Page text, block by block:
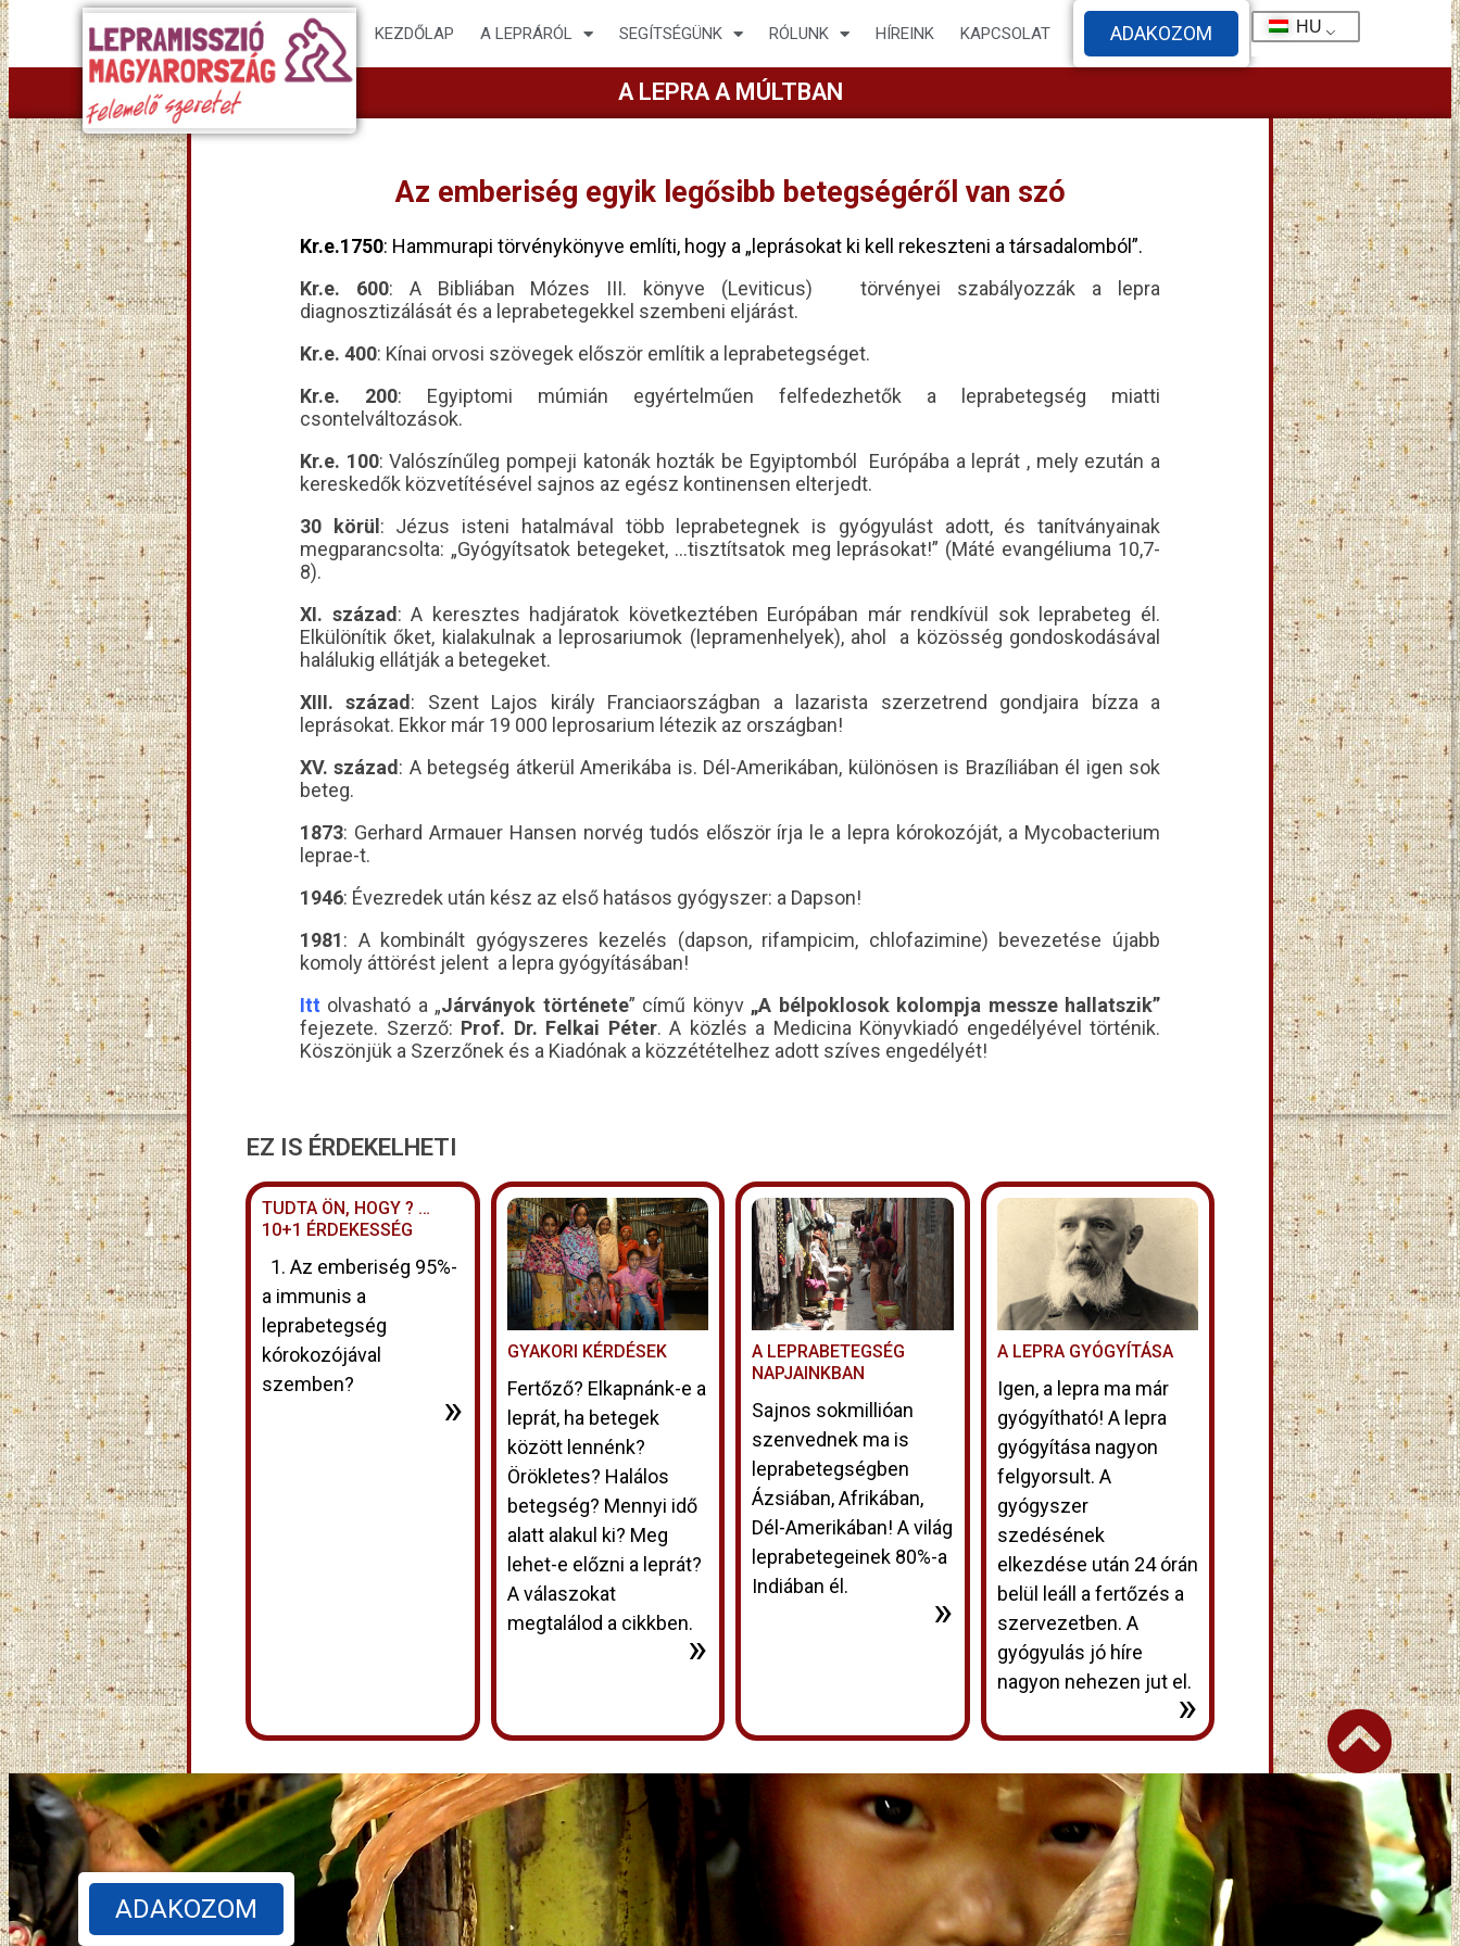
KEZDŐLAP A LEPRÁRÓL SEGÍTSÉGÜNK RÓLUNK HÍREINK KAPCSOLAT ADAKOZOM HU
A LEPRA A MÚLTBAN
Az emberiség egyik legősibb betegségéről van szó
Kr.e.1750: Hammurapi törvénykönyve említi, hogy a „leprásokat ki kell rekeszteni a társadalomból”.
Kr.e. 600: A Bibliában Mózes III. könyve (Leviticus) törvényei szabályozzák a lepra
diagnosztizálását és a leprabetegekkel szembeni eljárást.
Kr.e. 400: Kínai orvosi szövegek először említik a leprabetegséget.
Kr.e. 200: Egyiptomi múmián egyértelműen felfedezhetők a leprabetegség miatti
csontelváltozások.
Kr.e. 100: Valószínűleg pompeji katonák hozták be Egyiptomból Európába a leprát , mely ezután a
kereskedők közvetítésével sajnos az egész kontinensen elterjedt.
30 körül: Jézus isteni hatalmával több leprabetegnek is gyógyulást adott, és tanítványainak
megparancsolta: „Gyógyítsatok betegeket, …tisztítsatok meg leprásokat!” (Máté evangéliuma 10,7-
8).
XI. század: A keresztes hadjáratok következtében Európában már rendkívül sok leprabeteg él.
Elkülönítik őket, kialakulnak a leprosariumok (lepramenhelyek), ahol a közösség gondoskodásával
halálukig ellátják a betegeket.
XIII. század: Szent Lajos király Franciaországban a lazarista szerzetrend gondjaira bízza a
leprásokat. Ekkor már 19 000 leprosarium létezik az országban!
XV. század: A betegség átkerül Amerikába is. Dél-Amerikában, különösen is Brazíliában él igen sok
beteg.
1873: Gerhard Armauer Hansen norvég tudós először írja le a lepra kórokozóját, a Mycobacterium
leprae-t.
1946: Évezredek után kész az első hatásos gyógyszer: a Dapson!
1981: A kombinált gyógyszeres kezelés (dapson, rifampicim, chlofazimine) bevezetése újabb
komoly áttörést jelent a lepra gyógyításában!
Itt olvasható a „Járványok története” című könyv „A bélpoklosok kolompja messze hallatszik”
fejezete. Szerző: Prof. Dr. Felkai Péter. A közlés a Medicina Könyvkiadó engedélyével történik.
Köszönjük a Szerzőnek és a Kiadónak a közzétételhez adott szíves engedélyét!
EZ IS ÉRDEKELHETI
TUDTA ÖN, HOGY ? …
10+1 ÉRDEKESSÉG
1. Az emberiség 95%-
a immunis a
leprabetegség
kórokozójával
szemben?
»
GYAKORI KÉRDÉSEK
Fertőző? Elkapnánk-e a
leprát, ha betegek
között lennénk?
Örökletes? Halálos
betegség? Mennyi idő
alatt alakul ki? Meg
lehet-e előzni a leprát?
A válaszokat
megtalálod a cikkben.
»
A LEPRABETEGSÉG
NAPJAINKBAN
Sajnos sokmillióan
szenvednek ma is
leprabetegségben
Ázsiában, Afrikában,
Dél-Amerikában! A világ
leprabetegeinek 80%-a
Indiában él.
»
A LEPRA GYÓGYÍTÁSA
Igen, a lepra ma már
gyógyítható! A lepra
gyógyítása nagyon
felgyorsult. A
gyógyszer
szedésének
elkezdése után 24 órán
belül leáll a fertőzés a
szervezetben. A
gyógyulás jó híre
nagyon nehezen jut el.
»
ADAKOZOM